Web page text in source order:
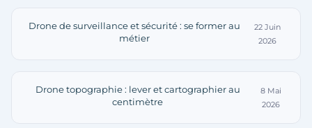
Drone de surveillance et sécurité : se former au
métier
22 Juin
2026
Drone topographie : lever et cartographier au
centimètre
8 Mai
2026